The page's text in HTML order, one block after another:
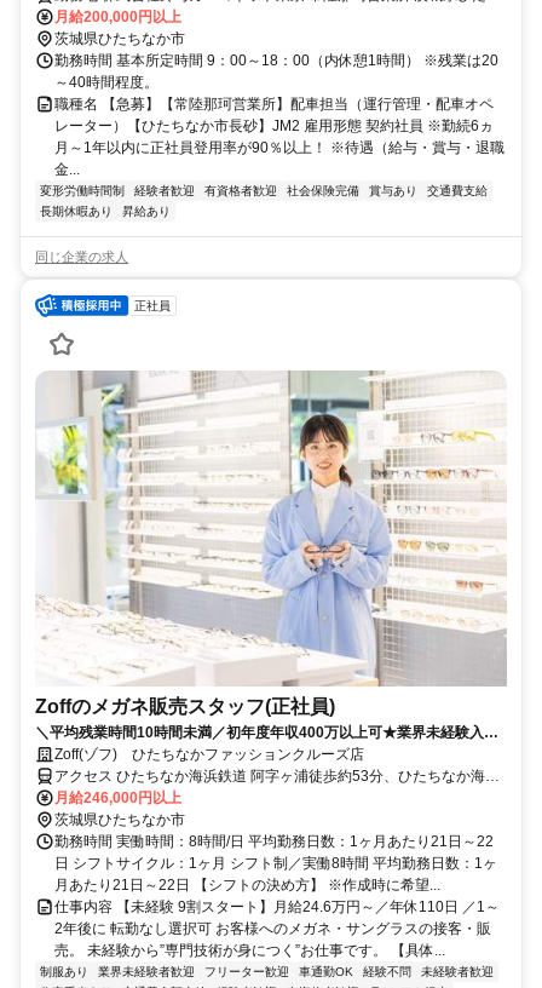
なか市大字長砂字渚163-35 ※市役所から車で10分、国道245号沿
い、ファミリーマート近く
月給200,000円以上
茨城県ひたちなか市
勤務時間 基本所定時間 9：00～18：00（内休憩1時間） ※残業は20
～40時間程度。
職種名 【急募】【常陸那珂営業所】配車担当（運行管理・配車オペ
レーター）【ひたちなか市長砂】JM2 雇用形態 契約社員 ※勤続6ヵ
月～1年以内に正社員登用率が90％以上！ ※待遇（給与・賞与・退職
金...
変形労働時間制 経験者歓迎 有資格者歓迎 社会保険完備 賞与あり
交通費支給
長期休暇あり
昇給あり
同じ企業の求人
正社員
Zoffのメガネ販売スタッフ(正社員)
＼平均残業時間10時間未満／初年度年収400万以上可★業界未経験入社
90%★充実したOJTあり★面接2回で内定まで1カ月以内★2026年8月・
9月入社歓迎
Zoff(ゾフ) ひたちなかファッションクルーズ店
アクセス ひたちなか海浜鉄道 阿字ヶ浦徒歩約53分、ひたちなか海浜
鉄道 磯崎徒歩約65分、ＪＲ常磐線 佐和東口徒歩約67分 JR常磐線 / ひ
たちなか海浜鉄道湊線「勝田駅」
月給246,000円以上
茨城県ひたちなか市
勤務時間 実働時間：8時間/日 平均勤務日数：1ヶ月あたり21日～22
日 シフトサイクル：1ヶ月 シフト制／実働8時間 平均勤務日数：1ヶ
月あたり21日～22日 【シフトの決め方】 ※作成時に希望...
仕事内容 【未経験 9割スタート】月給24.6万円～／年休110日 ／1～
2年後に 転勤なし選択可 お客様へのメガネ・サングラスの接客・販
売。 未経験から”専門技術が身につく”お仕事です。 【具体...
制服あり 業界未経験者歓迎 フリーター歓迎 車通勤OK 経験不問
未経験者歓迎